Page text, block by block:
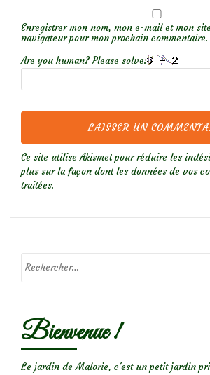
Enregistrer mon nom, mon e-mail et mon
navigateur pour mon prochain commentaire.
Are you human? Please solve:
Ce site utilise Akismet pour réduire les
plus sur la façon dont les données de vos
traitées.
Bienvenue !
Le jardin de Malorie, c'est un petit jardin